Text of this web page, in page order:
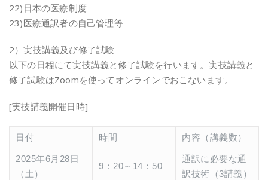
22)日本の医療制度
23)医療通訳者の自己管理等
2）実技講義及び修了試験
以下の日程にて実技講義と修了試験を行います。実技講義と
修了試験はZoomを使ってオンラインでおこないます。
[実技講義開催日時]
日付 時間 内容（講義数）
2025年6月28日
（土）
9：20～14：50
通訳に必要な通
訳技術（3講義）